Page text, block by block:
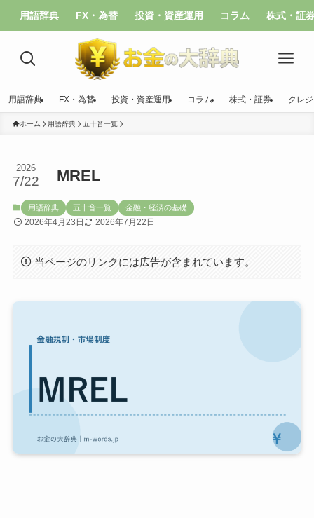
用語辞典 FX・為替 投資・資産運用 コラム 株式・証
用語辞典 FX・為替 投資・資産運用 コラム 株式・証券 クレ
ホーム 用語辞典 五十音一覧
MREL
2026
7/22
用語辞典 五十音一覧 金融・経済の基礎
2026年4月23日 2026年7月22日
当ページのリンクには広告が含まれています。